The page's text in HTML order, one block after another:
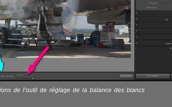
de l’outil de réglage de la balance des blancs